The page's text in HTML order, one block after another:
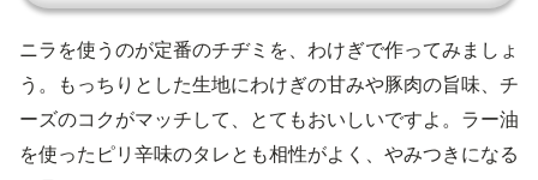
ニラを使うのが定番のチヂミを、わけぎで作ってみましょ
う。もっちりとした生地にわけぎの甘みや豚肉の旨味、チ
ーズのコクがマッチして、とてもおいしいですよ。ラー油
を使ったピリ辛味のタレとも相性がよく、やみつきになる